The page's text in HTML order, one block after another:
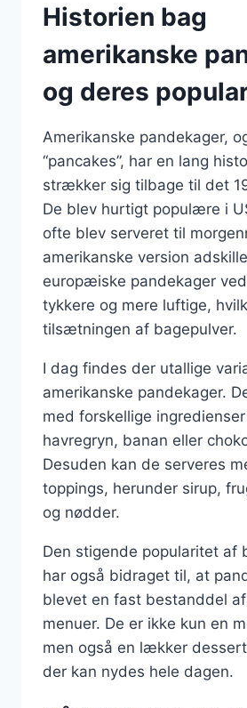
Historien bag
amerikanske
og deres
Amerikanske pandekager,
“pancakes”, har en lang
strækker sig tilbage til det
De blev hurtigt populære i
ofte blev serveret til
amerikanske version
europæiske pandekager
tykkere og mere luftige,
tilsætningen af bagepulver.
I dag findes der utallige
amerikanske pandekager.
med forskellige
havregryn, banan eller
Desuden kan de serveres
toppings, herunder sirup,
og nødder.
Den stigende popularitet af
har også bidraget til, at
blevet en fast bestanddel
menuer. De er ikke kun en
men også en lækker
der kan nydes hele dagen.